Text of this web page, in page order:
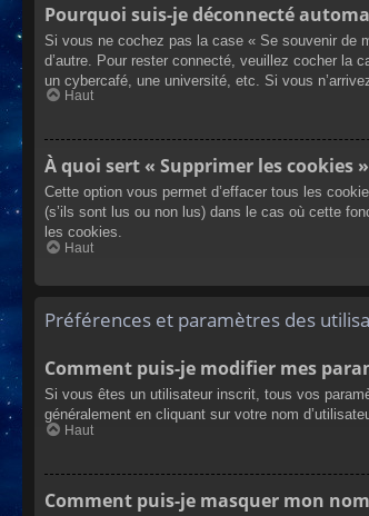
Pourquoi suis-je déconnecté
Si vous ne cochez pas la case « Se souvenir de
d’autre. Pour rester connecté, veuillez cocher la
un cybercafé, une université, etc. Si vous
Haut
À quoi sert « Supprimer les cookies
Cette option vous permet d’effacer tous les
(s’ils sont lus ou non lus) dans le cas où cette
les cookies.
Haut
Préférences et paramètres des
Comment puis-je modifier mes
Si vous êtes un utilisateur inscrit, tous vos
généralement en cliquant sur votre nom
Haut
Comment puis-je masquer mon